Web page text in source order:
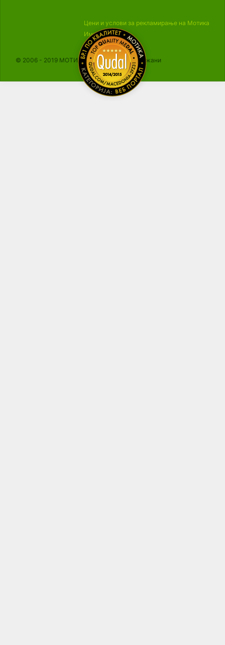
Цени и услови за рекламирање на Мотика
Импресум
© 2006 - 2019 МОТИКА, Сите права се задржани